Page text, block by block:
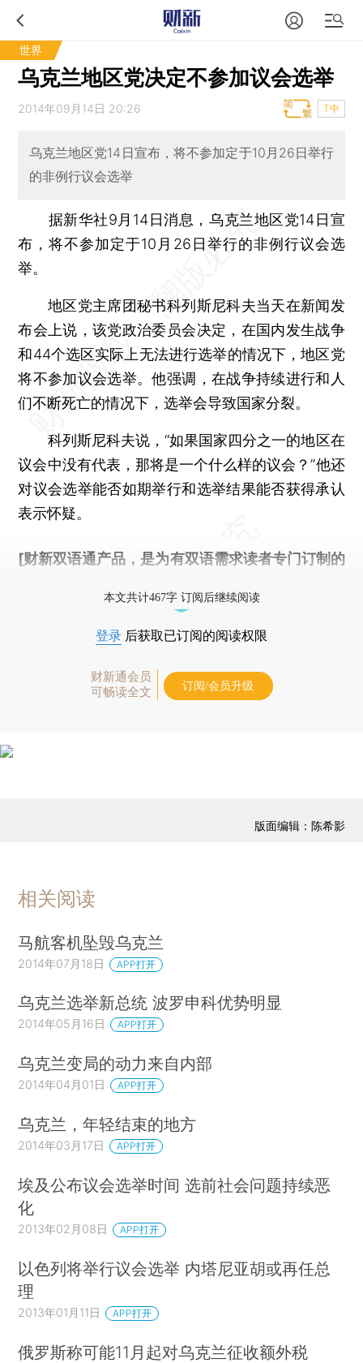
世界
乌克兰地区党决定不参加议会选举
2014年09月14日 20:26 T中
乌克兰地区党14日宣布，将不参加定于10月26日举行
的非例行议会选举
据新华社9月14日消息，乌克兰地区党14日宣
布，将不参加定于10月26日举行的非例行议会选
举。
地区党主席团秘书科列斯尼科夫当天在新闻发
布会上说，该党政治委员会决定，在国内发生战争
和44个选区实际上无法进行选举的情况下，地区党
将不参加议会选举。他强调，在战争持续进行和人
们不断死亡的情况下，选举会导致国家分裂。
科列斯尼科夫说，“如果国家四分之一的地区在
议会中没有代表，那将是一个什么样的议会？”他还
对议会选举能否如期举行和选举结果能否获得承认
表示怀疑。
[财新双语通产品，是为有双语需求读者专门订制的
本文共计467字 订阅后继续阅读
登录 后获取已订阅的阅读权限
财新通会员
可畅读全文
订阅/会员升级
版面编辑：陈希影
相关阅读
马航客机坠毁乌克兰
2014年07月18日 APP打开
乌克兰选举新总统 波罗申科优势明显
2014年05月16日 APP打开
乌克兰变局的动力来自内部
2014年04月01日 APP打开
乌克兰，年轻结束的地方
2014年03月17日 APP打开
埃及公布议会选举时间 选前社会问题持续恶
化
2013年02月08日 APP打开
以色列将举行议会选举 内塔尼亚胡或再任总
理
2013年01月11日 APP打开
俄罗斯称可能11月起对乌克兰征收额外税